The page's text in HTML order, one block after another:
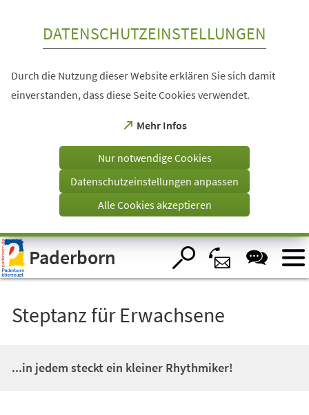
Visuelle
Assistenzsoftware
öffnen.
DATENSCHUTZEINSTELLUNGEN
Durch die Nutzung dieser Website erklären Sie sich damit
einverstanden, dass diese Seite Cookies verwendet.
Mehr Infos
(Öffnet
einem
Tab)
Nur notwendige Cookies
Datenschutzeinstellungen anpassen
Alle Cookies akzeptieren
Paderborn
Steptanz für Erwachsene
...in jedem steckt ein kleiner Rhythmiker!